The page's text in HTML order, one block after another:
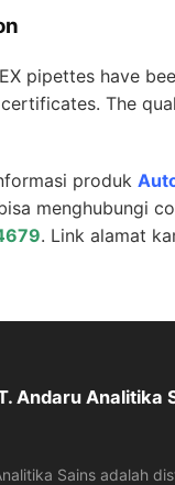
pipettes have
The
produk
menghubungi
. Link alamat
Andaru Analitika
Sains adalah